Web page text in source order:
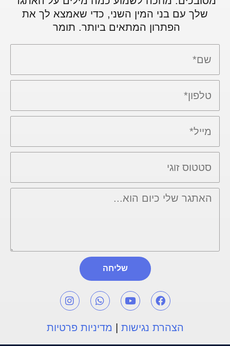
שלך עם בני המין השני, כדי שאמצא לך את
הפתרון המתאים ביותר. תומר
שליחה
הצהרת נגישות | מדיניות פרטיות